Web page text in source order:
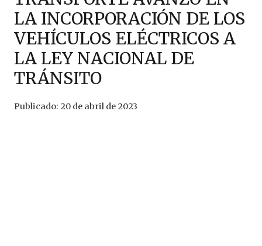
LA INCORPORACIÓN DE LOS
VEHÍCULOS ELÉCTRICOS A
LA LEY NACIONAL DE
TRÁNSITO
Publicado: 20 de abril de 2023